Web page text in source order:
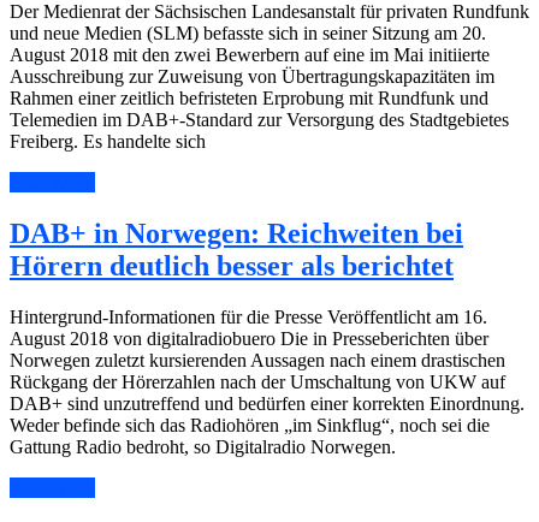
Der Medienrat der Sächsischen Landesanstalt für privaten Rundfunk
und neue Medien (SLM) befasste sich in seiner Sitzung am 20.
August 2018 mit den zwei Bewerbern auf eine im Mai initiierte
Ausschreibung zur Zuweisung von Übertragungskapazitäten im
Rahmen einer zeitlich befristeten Erprobung mit Rundfunk und
Telemedien im DAB+-Standard zur Versorgung des Stadtgebietes
Freiberg. Es handelte sich
DAB+ in Norwegen: Reichweiten bei
Hörern deutlich besser als berichtet
Hintergrund-Informationen für die Presse Veröffentlicht am 16.
August 2018 von digitalradiobuero Die in Presseberichten über
Norwegen zuletzt kursierenden Aussagen nach einem drastischen
Rückgang der Hörerzahlen nach der Umschaltung von UKW auf
DAB+ sind unzutreffend und bedürfen einer korrekten Einordnung.
Weder befinde sich das Radiohören „im Sinkflug“, noch sei die
Gattung Radio bedroht, so Digitalradio Norwegen.